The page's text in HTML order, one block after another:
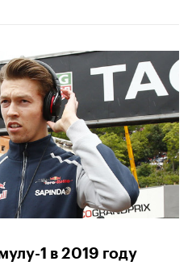
1 в 2019 году